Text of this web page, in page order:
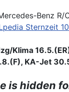
Benz R/
Sternzeit
Klima
KA-Jet
is hidden